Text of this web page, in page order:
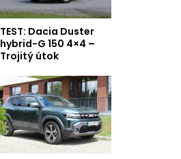
TEST: Dacia Duster
hybrid-G 150 4×4 –
Trojitý útok